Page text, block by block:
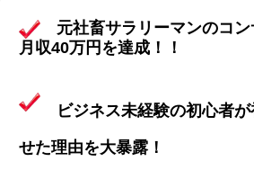
元社畜サラリーマンのコ
月収40万円を達成！！
ビジネス未経験の初心者が
せた理由を大暴露！